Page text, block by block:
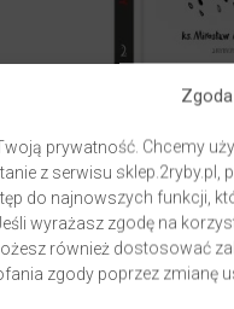
prywatność. Chcemy
z serwisu
do najnowszych funkcji,
wyrażasz zgodę na
również dostosować
zgody poprzez zmianę
TOBYM SIEBIE
autorks.